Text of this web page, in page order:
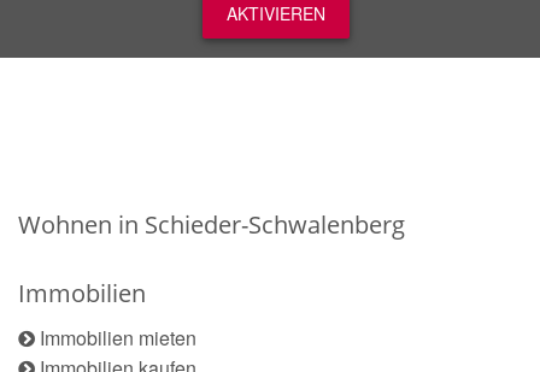
AKTIVIEREN
Wohnen in Schieder-Schwalenberg
Immobilien
Immobilien mieten